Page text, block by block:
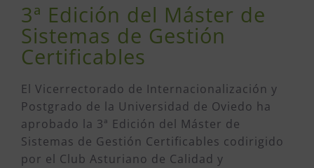
3ª Edición del Máster de
Sistemas de Gestión
Certificables
El Vicerrectorado de Internacionalización y
Postgrado de la Universidad de Oviedo ha
aprobado la 3ª Edición del Máster de
Sistemas de Gestión Certificables codirigido
por el Club Asturiano de Calidad y